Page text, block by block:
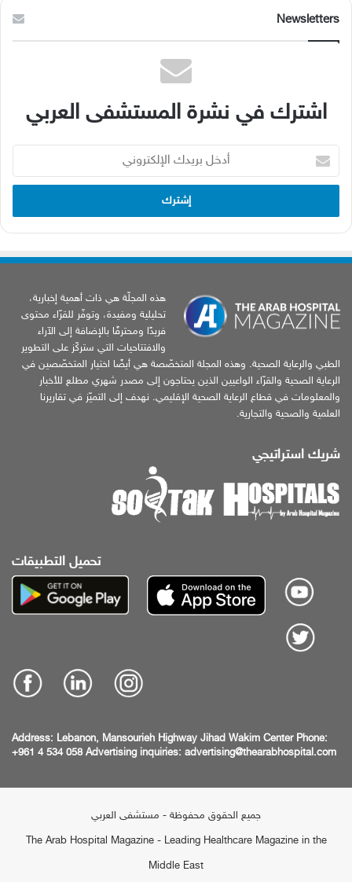
Newsletters
اشترك في نشرة المستشفى العربي
بريدك
الإلكتروني
هذه المجلّة هي ذات أهمية إخبارية،
تحليلية ومفيدة، وتوفّر للقرّاء محتوى
فريدًا ومحترفًا بالإضافة إلى الآراء
والافتتاحيات التي ستركّز على التطوير
الطبي والرعاية الصحية. وهذه المجلة المتخصّصة هي أيضًا اختيار المتخصّصين في
الرعاية الصحية والقرّاء الواعيين الذين يحتاجون إلى مصدر شهري مطلع للأخبار
والمعلومات في قطاع الرعاية الصحية الإقليمي. نهدف إلى التميّز في تقاريرنا
العلمية والصحية والتجارية.
شريك استراتيجي
تحميل التطبيقات
Address: Lebanon, Mansourieh Highway Jihad Wakim Center Phone:
+961 4 534 058 Advertising inquiries: advertising@thearabhospital.com
جميع الحقوق محفوظة - مستشفى العربي
The Arab Hospital Magazine - Leading Healthcare Magazine in the
Middle East